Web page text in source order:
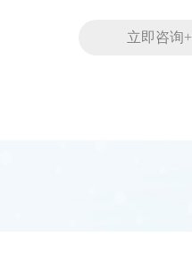
立即咨询+